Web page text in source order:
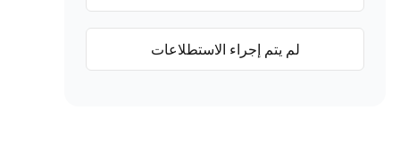
لم يتم إجراء الاستطلاعات